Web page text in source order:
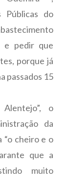
Públicas do
e pedir que
porque já
passados 15
o
da
“o cheiro e o
que a
muito